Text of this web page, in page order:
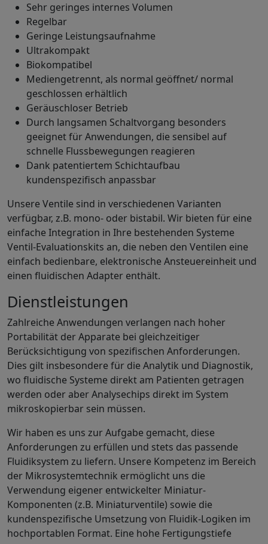
Sehr geringes internes Volumen
Regelbar
Geringe Leistungsaufnahme
Ultrakompakt
Biokompatibel
Mediengetrennt, als normal geöffnet/ normal
geschlossen erhältlich
Geräuschloser Betrieb
Durch langsamen Schaltvorgang besonders
geeignet für Anwendungen, die sensibel auf
schnelle Flussbewegungen reagieren
Dank patentiertem Schichtaufbau
kundenspezifisch anpassbar
Unsere Ventile sind in verschiedenen Varianten
verfügbar, z.B. mono- oder bistabil. Wir bieten für eine
einfache Integration in Ihre bestehenden Systeme
Ventil-Evaluationskits an, die neben den Ventilen eine
einfach bedienbare, elektronische Ansteuereinheit und
einen fluidischen Adapter enthält.
Dienstleistungen
Zahlreiche Anwendungen verlangen nach hoher
Portabilität der Apparate bei gleichzeitiger
Berücksichtigung von spezifischen Anforderungen.
Dies gilt insbesondere für die Analytik und Diagnostik,
wo fluidische Systeme direkt am Patienten getragen
werden oder aber Analysechips direkt im System
mikroskopierbar sein müssen.
Wir haben es uns zur Aufgabe gemacht, diese
Anforderungen zu erfüllen und stets das passende
Fluidiksystem zu liefern. Unsere Kompetenz im Bereich
der Mikrosystemtechnik ermöglicht uns die
Verwendung eigener entwickelter Miniatur-
Komponenten (z.B. Miniaturventile) sowie die
kundenspezifische Umsetzung von Fluidik-Logiken im
hochportablen Format. Eine hohe Fertigungstiefe